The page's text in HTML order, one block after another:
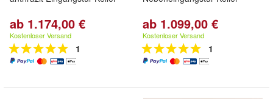
ab 1.174,00 €
Kostenloser Versand
1
ab 1.099,00 €
Kostenloser Versand
1